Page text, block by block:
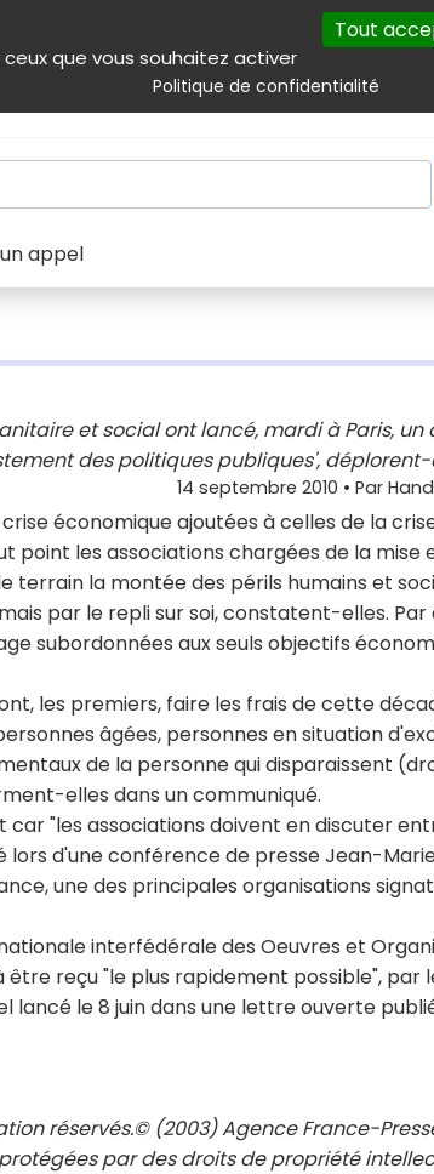
que vous souhaitez activer
Tout
Politique de confidentialité
Autres services
Produits & services Emploi Droit
appel
et social ont lancé, mardi à Paris, un
des politiques publiques', déplorent-
14 septembre 2010 • Par
économique ajoutées à celles de la
les associations chargées de la mise
terrain la montée des périls humains et
par le repli sur soi, constatent-elles. Par
subordonnées aux seuls objectifs
les premiers, faire les frais de cette
âgées, personnes en situation
de la personne qui disparaissent
elles dans un communiqué.
"les associations doivent en discuter
lors d'une conférence de presse Jean-
une des principales organisations
interfédérale des Oeuvres et
reçu "le plus rapidement possible", par
lancé le 8 juin dans une lettre ouverte
réservés.© (2003) Agence France-
par des droits de propriété